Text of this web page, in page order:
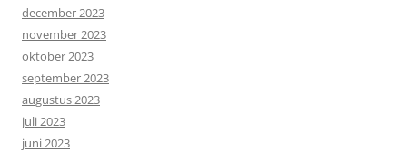
december 2023
november 2023
oktober 2023
september 2023
augustus 2023
juli 2023
juni 2023